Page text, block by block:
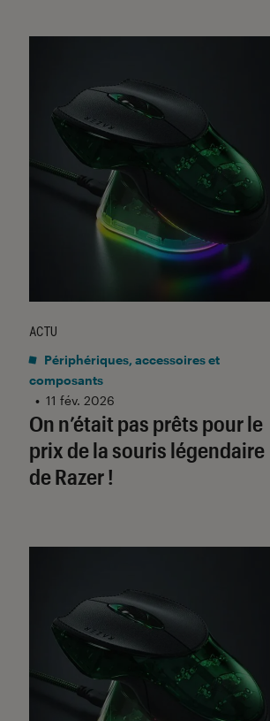
On n’était pas prêts pour le
prix de la souris légendaire
de Razer !
ACTU
Périphériques, accessoires et
composants
• 11 fév. 2026